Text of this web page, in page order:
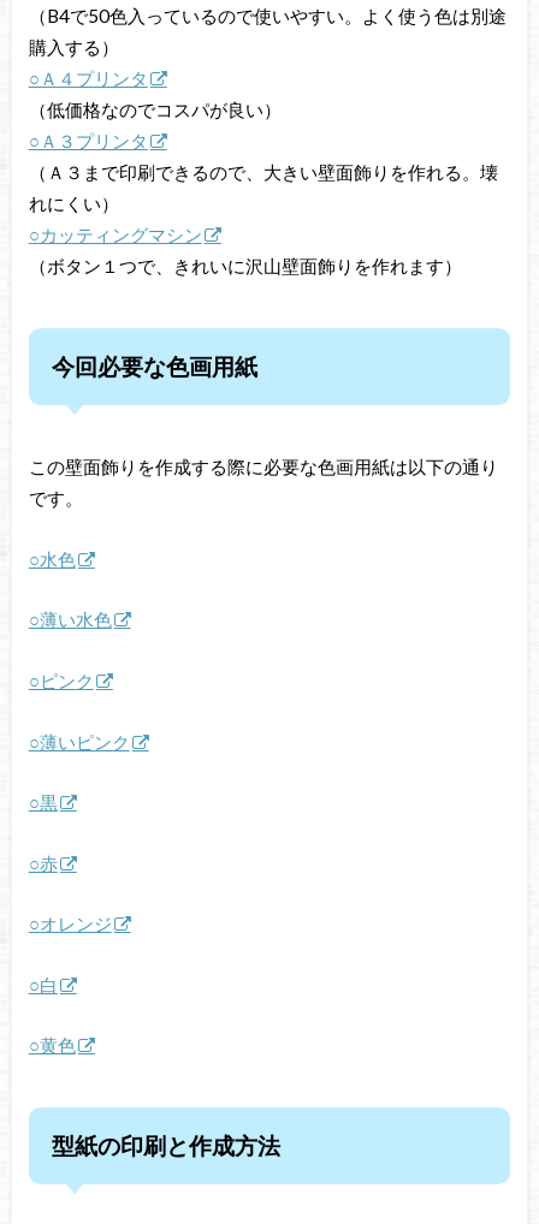
（B4で50色入っているので使いやすい。よく使う色は別途
購入する）
○Ａ４プリンタ
（低価格なのでコスパが良い）
○Ａ３プリンタ
（Ａ３まで印刷できるので、大きい壁面飾りを作れる。壊
れにくい）
○カッティングマシン
（ボタン１つで、きれいに沢山壁面飾りを作れます）
今回必要な色画用紙
この壁面飾りを作成する際に必要な色画用紙は以下の通り
です。
○水色
○薄い水色
○ピンク
○薄いピンク
○黒
○赤
○オレンジ
○白
○黄色
型紙の印刷と作成方法